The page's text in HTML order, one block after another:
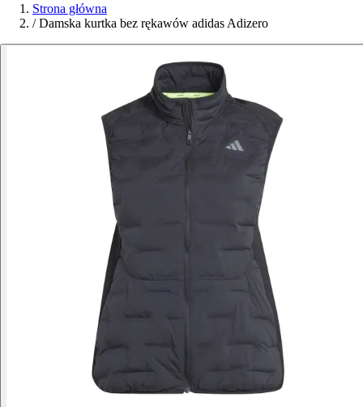
Strona główna
/ Damska kurtka bez rękawów adidas Adizero